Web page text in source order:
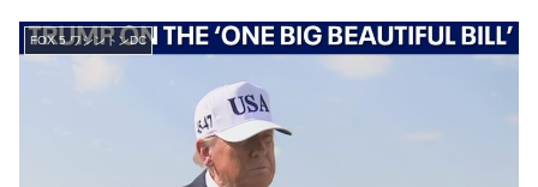
FOX 5 ワシントンDC